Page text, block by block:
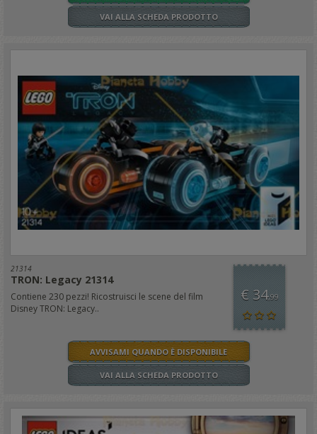
VAI ALLA SCHEDA PRODOTTO
21314
TRON: Legacy 21314
Contiene 230 pezzi! Ricostruisci le scene del film
Disney TRON: Legacy..
€ 34,99
AVVISAMI QUANDO È DISPONIBILE
VAI ALLA SCHEDA PRODOTTO